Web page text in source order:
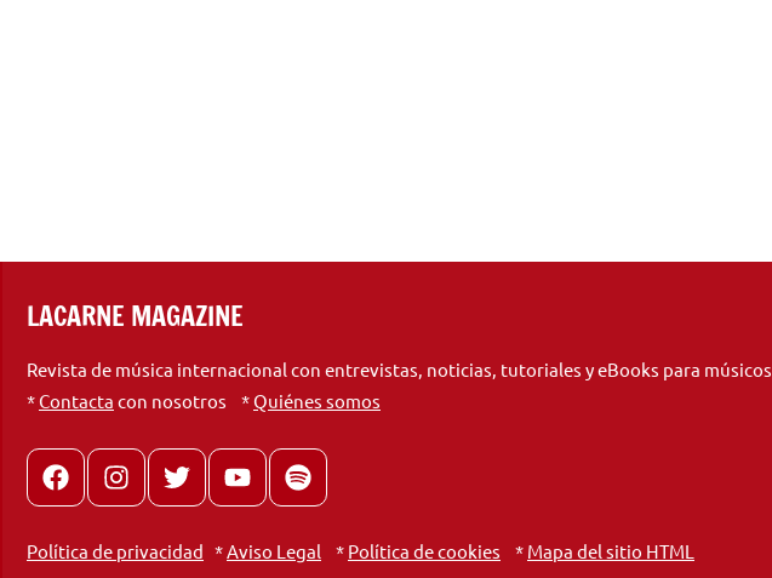
LACARNE MAGAZINE
Revista de música internacional con entrevistas, noticias, tutoriales y eBooks para músicos
*Contacta con nosotros *Quiénes somos
FacebookInstagram
X youtubespotify
Política de privacidad *Aviso Legal * Política de cookies * Mapa del sitio HTML